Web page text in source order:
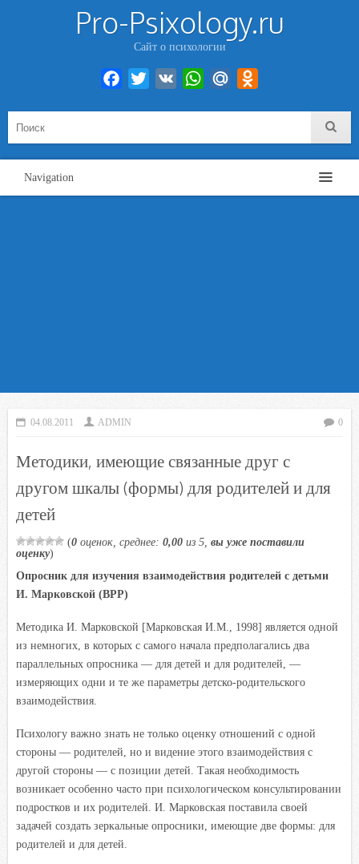
Pro-Psixology.ru
Сайт о психологии
Facebook
Twitter VK WhatsAppMail.Ru
Navigation
04.08.2011 ADMIN 0
Методики, имеющие связанные друг с
другом шкалы (формы) для родителей и для
детей
(0 оценок, среднее: 0,00 из 5, вы уже поставили
оценку)
Опросник для изучения взаимодействия родителей с детьми
И. Марковской (ВРР)
Методика И. Марковской [Марковская И.М., 1998] является одной
из немногих, в которых с самого начала предполагались два
параллельных опросника — для детей и для родителей, —
измеряющих одни и те же параметры детско-родительского
взаимодействия.
Психологу важно знать не только оценку отношений с одной
стороны — родителей, но и видение этого взаимодействия с
другой стороны — с позиции детей. Такая необходимость
возникает особенно часто при психологическом консультировании
подростков и их родителей. И. Марковская поставила своей
задачей создать зеркальные опросники, имеющие две формы: для
родителей и для детей.